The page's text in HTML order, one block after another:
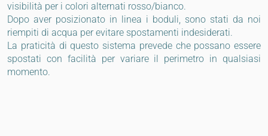
visibilità per i colori alternati rosso/bianco.
Dopo aver posizionato in linea i boduli, sono stati da noi
riempiti di acqua per evitare spostamenti indesiderati.
La praticità di questo sistema prevede che possano essere
spostati con facilità per variare il perimetro in qualsiasi
momento.